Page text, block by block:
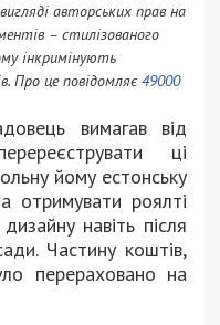
авторських прав на
– стилізованого
інкримінують
Про це повідомляє 49000
вимагав від
ці
йому естонську
отримувати роялті
навіть після
Частину коштів,
перераховано на